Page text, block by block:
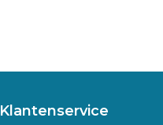
Klantenservice